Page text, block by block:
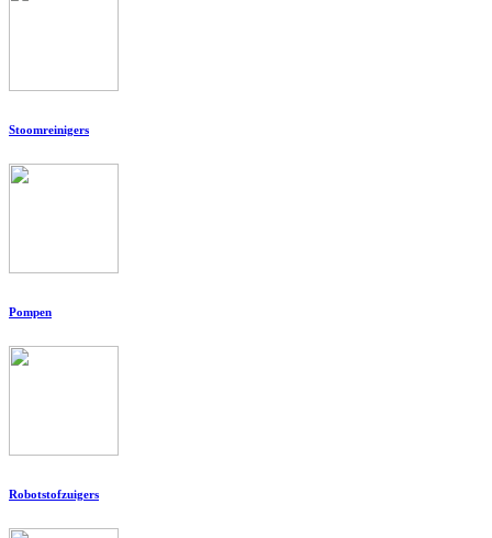
Stoomreinigers
Pompen
Robotstofzuigers